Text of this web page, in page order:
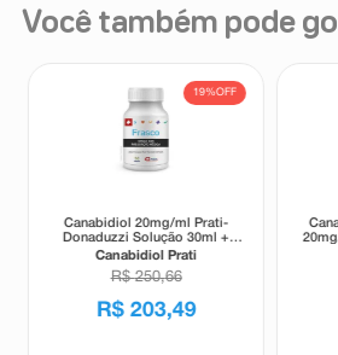
Você também pode
19%OFF
Canabidiol 20mg/ml Prati-
Donaduzzi Solução 30ml +
Seringa Dosadora
Canabidiol Prati
R$ 250,66
R$ 203,49